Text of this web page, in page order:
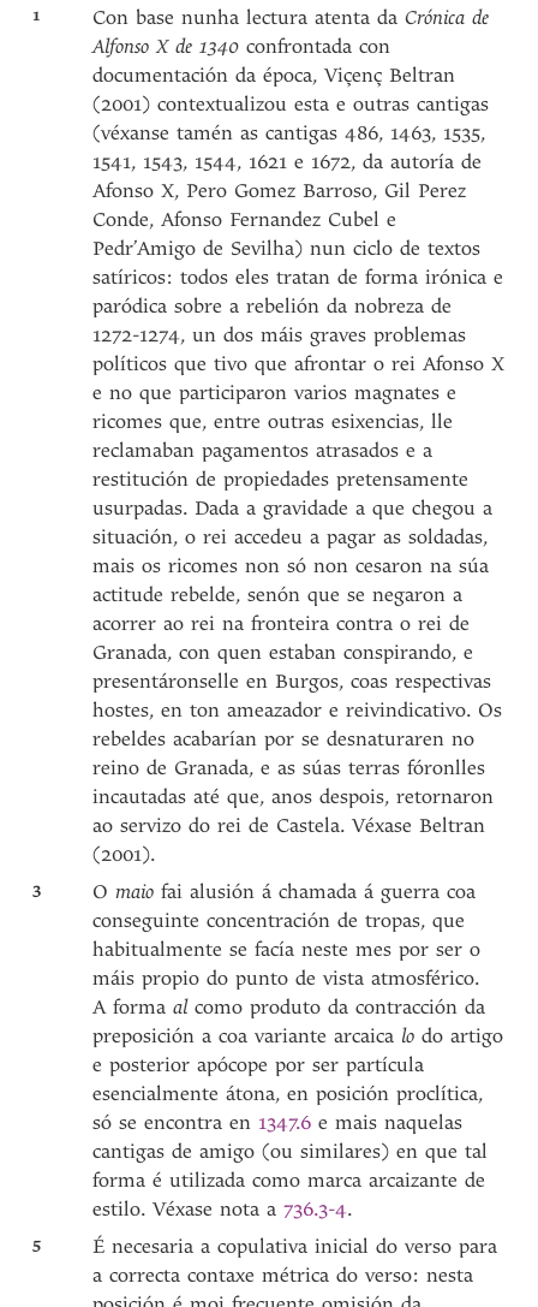
1
Con base nunha lectura atenta daCrónica de
Alfonso X de 1340 confrontada con
documentación da época, Viçenç Beltran
(2001) contextualizou esta e outras cantigas
(véxanse tamén as cantigas 486, 1463, 1535,
1541, 1543, 1544, 1621 e 1672, da autoría de
Afonso X, Pero Gomez Barroso, Gil Perez
Conde, Afonso Fernandez Cubel e
Pedr’Amigo de Sevilha) nun ciclo de textos
satíricos: todos eles tratan de forma irónica e
paródica sobre a rebelión da nobreza de
1272-1274, un dos máis graves problemas
políticos que tivo que afrontar o rei Afonso X
e no que participaron varios magnates e
ricomes que, entre outras esixencias, lle
reclamaban pagamentos atrasados e a
restitución de propiedades pretensamente
usurpadas. Dada a gravidade a que chegou a
situación, o rei accedeu a pagar as soldadas,
mais os ricomes non só non cesaron na súa
actitude rebelde, senón que se negaron a
acorrer ao rei na fronteira contra o rei de
Granada, con quen estaban conspirando, e
presentáronselle en Burgos, coas respectivas
hostes, en ton ameazador e reivindicativo. Os
rebeldes acabarían por se desnaturaren no
reino de Granada, e as súas terras fóronlles
incautadas até que, anos despois, retornaron
ao servizo do rei de Castela. Véxase Beltran
(2001).
3 Omaiofai alusión á chamada á guerra coa
conseguinte concentración de tropas, que
habitualmente se facía neste mes por ser o
máis propio do punto de vista atmosférico.
A formaalcomo produto da contracción da
preposición a coa variante arcaica lo do artigo
e posterior apócope por ser partícula
esencialmente átona, en posición proclítica,
só se encontra en 1347.6 e mais naquelas
cantigas de amigo (ou similares) en que tal
forma é utilizada como marca arcaizante de
estilo. Véxase nota a736.3-4.
5
É necesaria a copulativa inicial do verso para
a correcta contaxe métrica do verso: nesta